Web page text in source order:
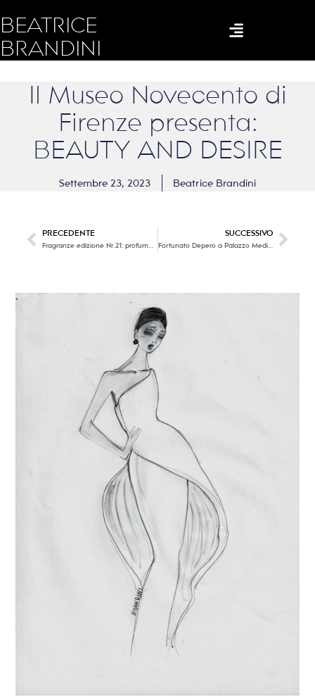
BEATRICE
BRANDINI
Il Museo Novecento di
Firenze presenta:
BEAUTY AND DESIRE
Settembre 23, 2023 Beatrice Brandini
PRECEDENTE SUCCESSIVO
Fortunato Depero a Palazzo Medici Riccardi, una Cavalcata Fantastica!